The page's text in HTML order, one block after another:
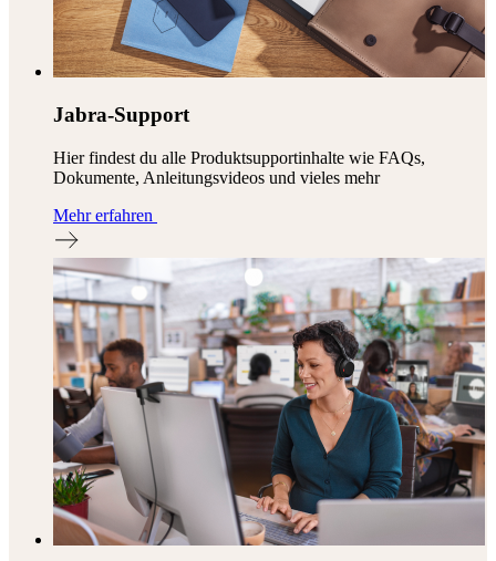
Jabra-Support
Hier findest du alle Produktsupportinhalte wie FAQs,
Dokumente, Anleitungsvideos und vieles mehr
Mehr erfahren